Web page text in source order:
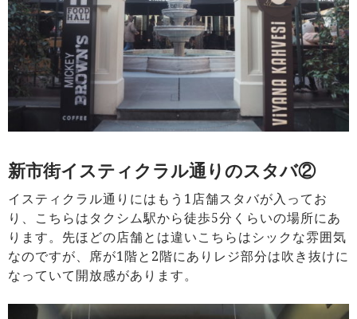
新市街イスティクラル通りのスタバ②
イスティクラル通りにはもう1店舗スタバが入ってお
り、こちらはタクシム駅から徒歩5分くらいの場所にあ
ります。先ほどの店舗とは違いこちらはシックな雰囲気
なのですが、席が1階と2階にありレジ部分は吹き抜けに
なっていて開放感があります。